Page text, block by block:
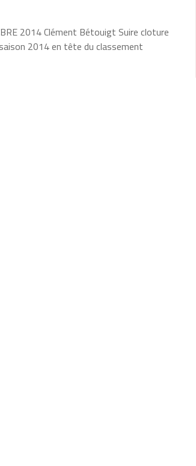
2014 Clément Bétouigt Suire cloture
2014 en tête du classement